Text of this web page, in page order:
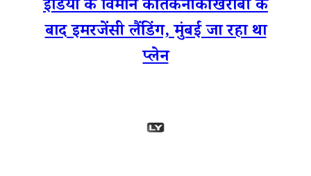
इंडिया के विमान की तकनीकी खराबी के
बाद इमरजेंसी लैंडिंग, मुंबई जा रहा था
प्लेन